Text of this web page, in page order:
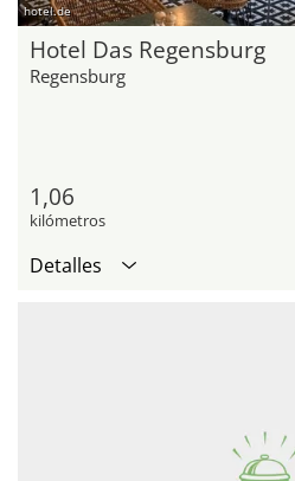
hotel.de
Hotel Das Regensburg
Regensburg
1,06
kilómetros
Detalles